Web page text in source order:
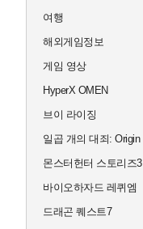
여행
해외게임정보
게임 영상
HyperX OMEN
브이 라이징
일곱 개의 대죄: Origin
몬스터헌터 스토리즈3
바이오하자드 레퀴엠
드래곤 퀘스트7